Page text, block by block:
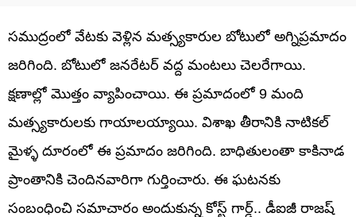
సముద్రంలో వేటకు వెళ్లిన మత్స్యకారుల బోటులో అగ్నిప్రమాదం
జరిగింది. బోటులో జనరేటర్ వద్ద మంటలు చెలరేగాయి.
క్షణాల్లో మొత్తం వ్యాపించాయి. ఈ ప్రమాదంలో 9 మంది
మత్స్యకారులకు గాయాలయ్యాయి. విశాఖ తీరానికి నాటికల్
మైళ్ళ దూరంలో ఈ ప్రమాదం జరిగింది. బాధితులంతా కాకినాడ
ప్రాంతానికి చెందినవారిగా గుర్తించారు. ఈ ఘటనకు
సంబంధించి సమాచారం అందుకున్న కోస్ట్ గార్డ్.. డీఐజీ రాజష్